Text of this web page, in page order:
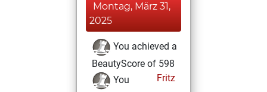
Montag, März 31,
2025
You achieved a
BeautyScore of 598
Fritz
You